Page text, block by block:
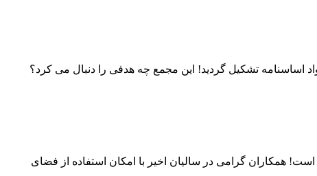
ایران در تاریخ ۱۳۹۷/۰۷/۲۶ ، با موضوع اصلاح برخی از مواد اساسنامه تشکیل گردید! این مجمع چه هدفی را دنبال می کرد؟
است! همکاران گرامی در سالیان اخیر با امکان استفاده از فضای